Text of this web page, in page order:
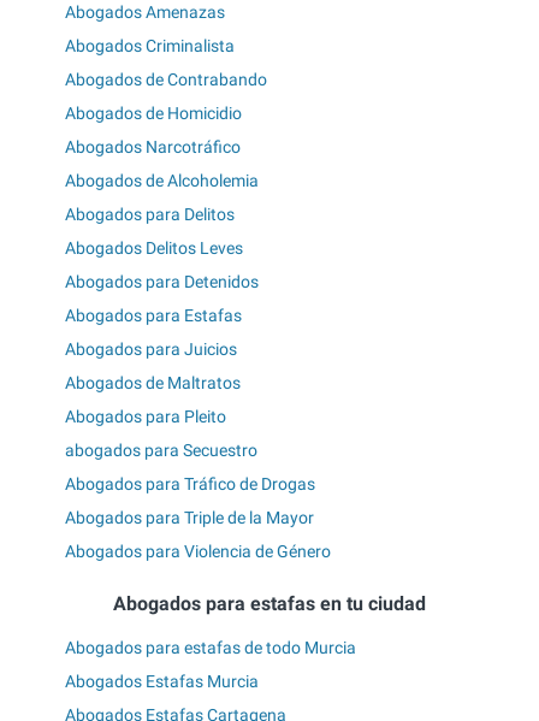
Abogados Amenazas
Abogados Criminalista
Abogados de Contrabando
Abogados de Homicidio
Abogados Narcotráfico
Abogados de Alcoholemia
Abogados para Delitos
Abogados Delitos Leves
Abogados para Detenidos
Abogados para Estafas
Abogados para Juicios
Abogados de Maltratos
Abogados para Pleito
abogados para Secuestro
Abogados para Tráfico de Drogas
Abogados para Triple de la Mayor
Abogados para Violencia de Género
Abogados para estafas en tu ciudad
Abogados para estafas de todo Murcia
Abogados Estafas Murcia
Abogados Estafas Cartagena